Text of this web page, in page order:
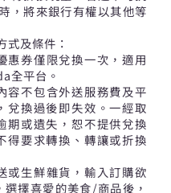
，將來銀行有權以其他等
式及條件：
惠券僅限兌換一次，適用
全平台。
容不包含外送服務費及平
兌換過後即失效。一經取
期或遺失，恕不提供兌換
得要求轉換、轉讓或折換
或生鮮雜貨，輸入訂購欲
選擇喜愛的美食/商品後，